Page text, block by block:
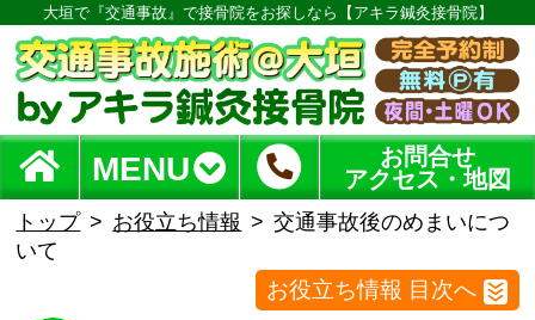
大垣で『交通事故』で接骨院をお探しなら【アキラ鍼灸接骨院】
MENU
お問合せ
アクセス・地図
トップ お役立ち情報
交通事故後のめまいにつ
いて
お役立ち情報 目次へ